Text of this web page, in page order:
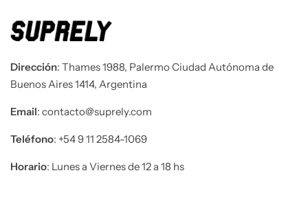
Dirección: Thames 1988, Palermo Ciudad Autónoma de
Buenos Aires 1414, Argentina
Email: contacto@suprely.com
Teléfono​: +54 9 11 2584-1069
Horario: Lunes a Viernes de 12 a 18 hs